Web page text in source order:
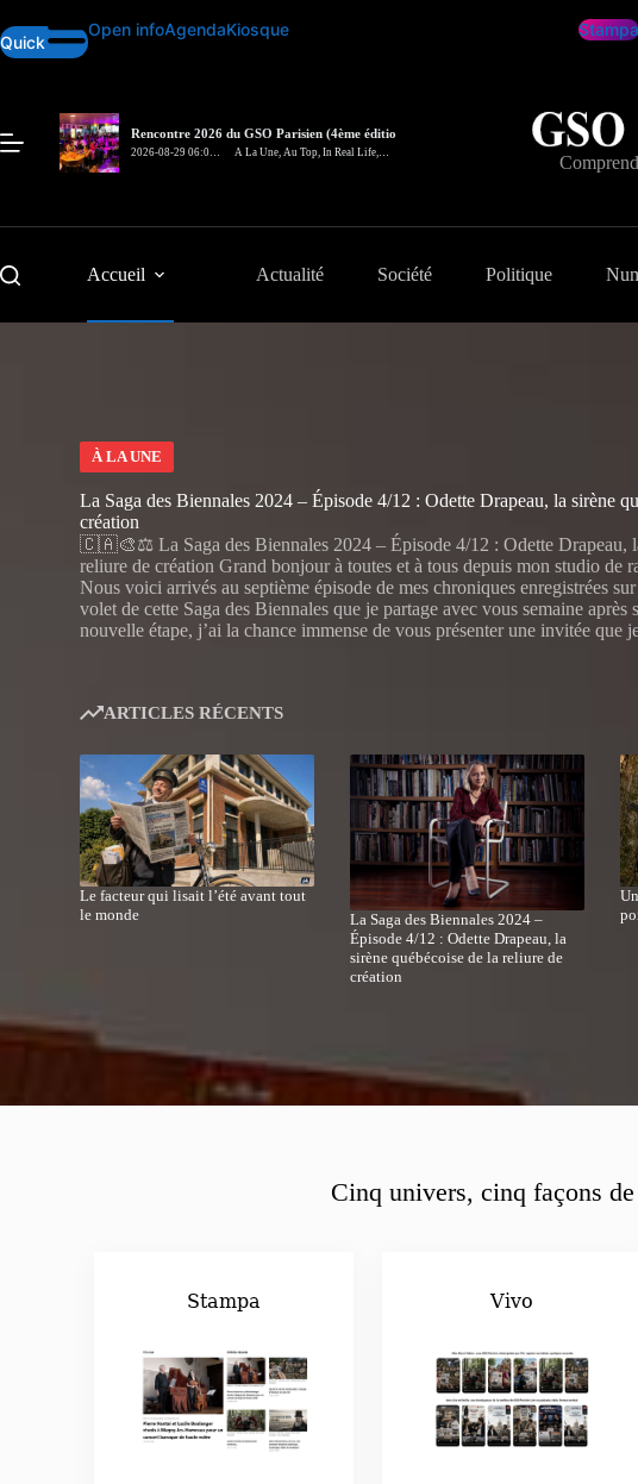
au
contenu
Quick
Open infoAgendaKiosque Stampa
Rencontre 2026 du GSO Parisien (4ème édition)
– In Real Life
2026-08-29 06:00
A La Une,Au Top,In Real Life,
Accueil Actualité Société Politique
À LA UNE
La Saga des Biennales 2024 – Épisode 4/12 : Odette Drapeau, la sirène
création
🇨🇦🎨⚖️ La Saga des Biennales 2024 – Épisode 4/12 : Odette Drapeau,
reliure de création Grand bonjour à toutes et à tous depuis mon studio de
Nous voici arrivés au septième épisode de mes chroniques enregistrées
volet de cette Saga des Biennales que je partage avec vous semaine après
nouvelle étape, j’ai la chance immense de vous présenter une invitée que
ARTICLES RÉCENTS
Le facteur qui lisait l’été avant tout
le monde
La Saga des Biennales 2024 –
Épisode 4/12 : Odette Drapeau, la
sirène québécoise de la reliure de
création
Cinq univers, cinq façons
Stampa Vivo